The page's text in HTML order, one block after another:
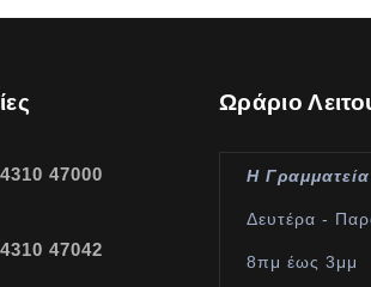
47000
47042
Ωράριο
Η Γραμματεία
Δευτέρα -
8πμ έως 3μμ